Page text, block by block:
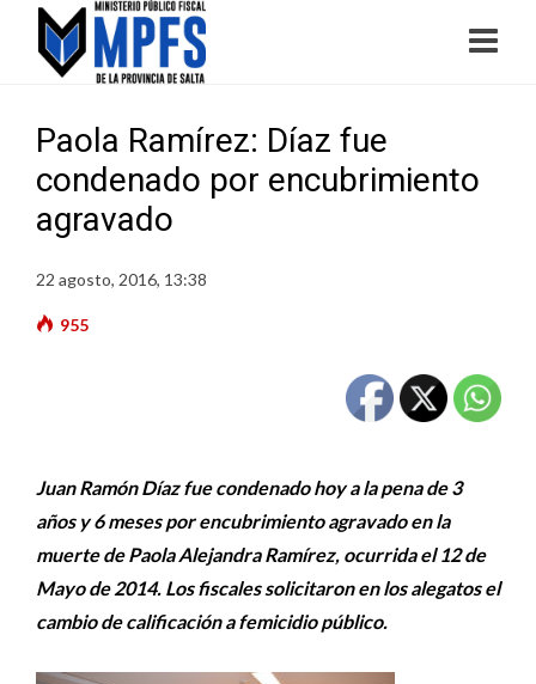
Paola Ramírez: Díaz fue
condenado por encubrimiento
agravado
22 agosto, 2016, 13:38
955
Juan Ramón Díaz fue condenado hoy a la pena de 3
años y 6 meses por encubrimiento agravado en la
muerte de Paola Alejandra Ramírez, ocurrida el 12 de
Mayo de 2014. Los fiscales solicitaron en los alegatos el
cambio de calificación a femicidio público.